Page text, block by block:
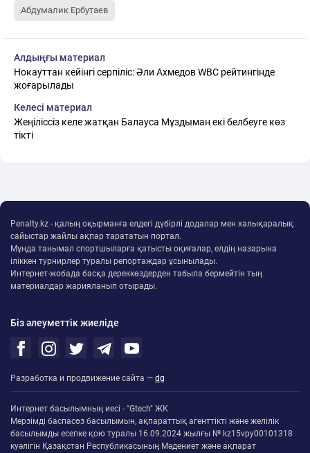
Абдумалик Ербутаев
Алдыңғы материал
Нокауттан кейінгі серпіліс: Әли Ахмедов WBC рейтингінде
жоғарылады
Келесі материал
Жеңіліссіз келе жатқан Балауса Мұздыман екі белбеуге көз
тікті
Penalty.kz - қалың оқырманға елдегі дүбірлі додалар мен халықаралық
сайыстар жайлы ақпар тарататын портал.
Мұнда танымал спортшыларға қатысты оқиғалар, елдің назарына
іліккен турнирлер туралы репортаждар ұсынылады.
Интернет-жобада басқа дереккөздерден табыла бермейтін тың
материалдар жарияланып отырады.
Біз әлеуметтік жиеліде
Разработка и продвижение сайта — dg
Интернет басылымның иесі - "Gtech" ЖК
Мерзімді баспасөз басылымын, ақпараттық агенттікті және желілік
басылымды есепке қою туралы 16.09.2024 жылғы № kz15vpy00101318
куәлігін Қазақстан Республикасының Мәдениет және ақпарат